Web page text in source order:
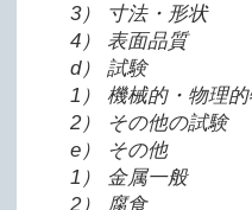
3） 寸法・形状
4） 表面品質
d） 試験
1） 機械的・物理
2） その他の試験
e） その他
1） 金属一般
2） 腐食